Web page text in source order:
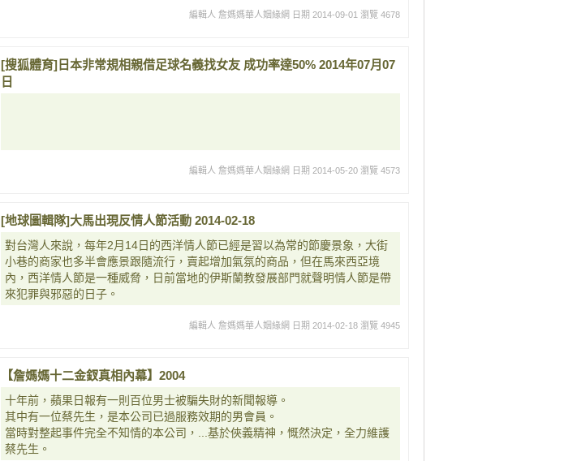
編輯人 詹媽媽華人姻緣網 日期 2014-09-01 瀏覽 4678
[搜狐體育]日本非常規相親借足球名義找女友 成功率達50% 2014年07月07
日
編輯人 詹媽媽華人姻緣網 日期 2014-05-20 瀏覽 4573
[地球圖輯隊]大馬出現反情人節活動 2014-02-18
對台灣人來說，每年2月14日的西洋情人節已經是習以為常的節慶景象，大街
小巷的商家也多半會應景跟隨流行，賣起增加氣氛的商品，但在馬來西亞境
內，西洋情人節是一種威脅，日前當地的伊斯蘭教發展部門就聲明情人節是帶
來犯罪與邪惡的日子。
編輯人 詹媽媽華人姻緣網 日期 2014-02-18 瀏覽 4945
【詹媽媽十二金釵真相內幕】2004
十年前，蘋果日報有一則百位男士被騙失財的新聞報導。
其中有一位蔡先生，是本公司已過服務效期的男會員。
當時對整起事件完全不知情的本公司，...基於俠義精神，慨然決定，全力維護
蔡先生。